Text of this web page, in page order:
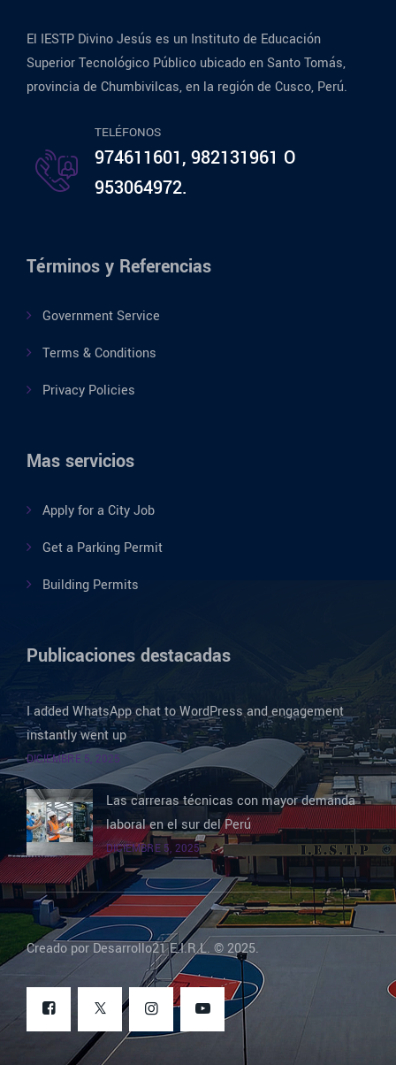
El IESTP Divino Jesús es un Instituto de Educación
Superior Tecnológico Público ubicado en Santo Tomás,
provincia de Chumbivilcas, en la región de Cusco, Perú.
TELÉFONOS
974611601, 982131961 O
953064972.
Términos y Referencias
Government Service
Terms & Conditions
Privacy Policies
Mas servicios
Apply for a City Job
Get a Parking Permit
Building Permits
Publicaciones destacadas
I added WhatsApp chat to WordPress and engagement
instantly went up
DICIEMBRE 5, 2025
Las carreras técnicas con mayor demanda
laboral en el sur del Perú
DICIEMBRE 5, 2025
Creado por Desarrollo21 E.I.R.L. © 2025.